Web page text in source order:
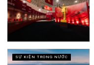
SỰ KIỆN TRONG NƯỚC